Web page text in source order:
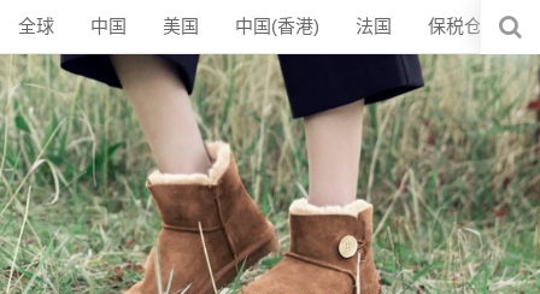
全球 中国 美国 中国(香港) 法国 保税仓